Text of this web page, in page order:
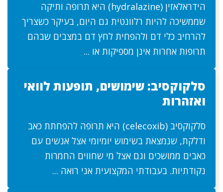
הידראלאזין (hydralazine) היא תרופה ותיקה
שממשיכה להיות רלוונטית גם היום, בעיקר כשצריך
להרחיב כלי דם ולהפחית לחץ דם במצבים שבהם
תרופות אחרות אינן מספיקות או ...
סלקוקסיב: שימושים, תופעות לוואי
ואזהרות
סלקוקסיב (celecoxib) היא תרופה להפחתת כאב
ודלקת, שנמצאת בשימוש יומיומי אצל אנשים עם
כאבים ממושכים וגם אצל מי שחווים החמרות
נקודתיות. בעבודתי המקצועית אני רואה ...